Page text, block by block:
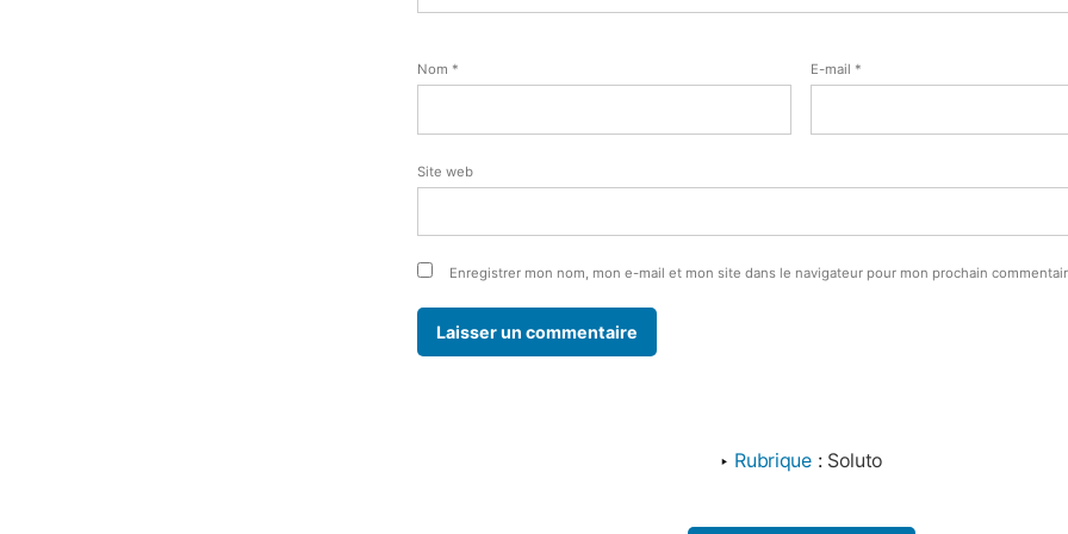
Nom * E-mail *
Site web
Enregistrer mon nom, mon e-mail et mon site dans le navigateur pour mon prochain
‣ Rubrique : Soluto